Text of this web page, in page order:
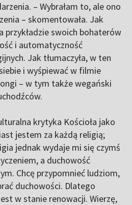
– Wybrałam to, ale ono
– skomentowała. Jak
przykładzie swoich bohaterów
i automatyczność
Jak tłumaczyła, w ten
i wyśpiewać w filmie
– w tym także wegański
krytyka Kościoła jako
jestem za każdą religią;
jednak wydaje mi się czymś
a duchowość
Chcę przypomnieć ludziom,
duchowości. Dlatego
w stanie renowacji. Wierzę,